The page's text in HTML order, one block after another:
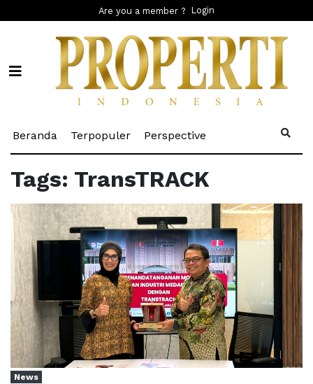
Are you a member ? Login
Beranda (current)
Terpopuler(current)
Perspective
Tags: TransTRACK
News